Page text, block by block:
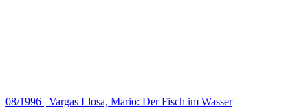
08/1996 | Vargas Llosa, Mario: Der Fisch im Wasser